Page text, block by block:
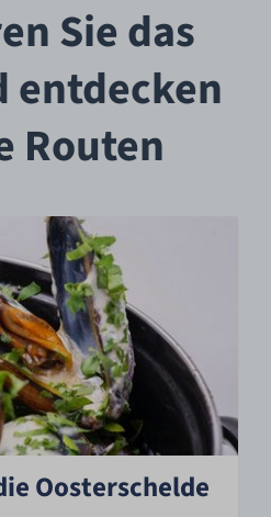
Sie das
entdecken
Routen
Oosterschelde